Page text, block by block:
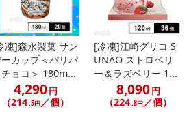
凍]森永製菓 サン
カップ＜パリパ
チョコ＞ 180m...
4,290円
（214.5円／個）
[冷凍]江崎グリコ S
UNAO ストロベリ
ー＆ラズベリー 1...
8,090円
（224.8円／個）